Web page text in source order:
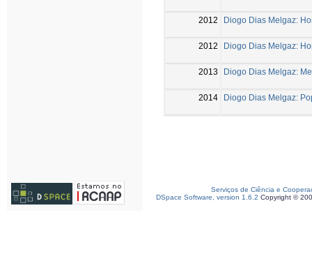
2012 Diogo Dias Melgaz:
2012 Diogo Dias Melgaz:
2013 Diogo Dias Melgaz:
2014 Diogo Dias Melgaz:
Serviços de Ciência e
DSpace Software, version 1.6.2 Copyright ©